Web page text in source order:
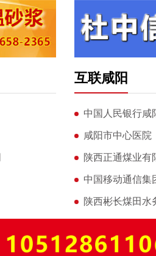
互联咸阳
中国人民银行咸
咸阳市中心医院
陕西正通煤业有
中国移动通信集
陕西彬长煤田水